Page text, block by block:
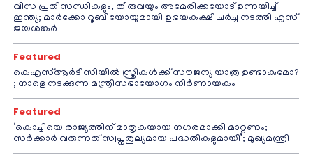
വിസ പ്രതിസന്ധികളും, തീരുവയും അമേരിക്കയോട് ഉന്നയിച്ച്
ഇന്ത്യ; മാർക്കോ റൂബിയോയുമായി ഉഭയകക്ഷി ചർച്ച നടത്തി എസ്
ജയശങ്കർ
Featured
കെഎസ്ആർടിസിയിൽ സ്ത്രീകൾക്ക് സൗജന്യ യാത്ര ഉണ്ടാകുമോ?
; നാളെ നടക്കുന്ന മന്ത്രിസഭായോഗം നിർണായകം
Featured
‘കൊച്ചിയെ രാജ്യത്തിന് മാതൃകയായ നഗരമാക്കി മാറ്റണം;
സർക്കാർ വരുന്നത് സ്വപ്നതുല്യമായ പദ്ധതികളുമായി’; മുഖ്യമന്ത്രി